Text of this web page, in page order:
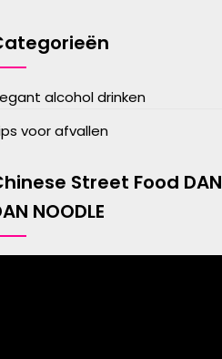
alcohol drinken
voor afvallen
Street Food DAN
NOODLE